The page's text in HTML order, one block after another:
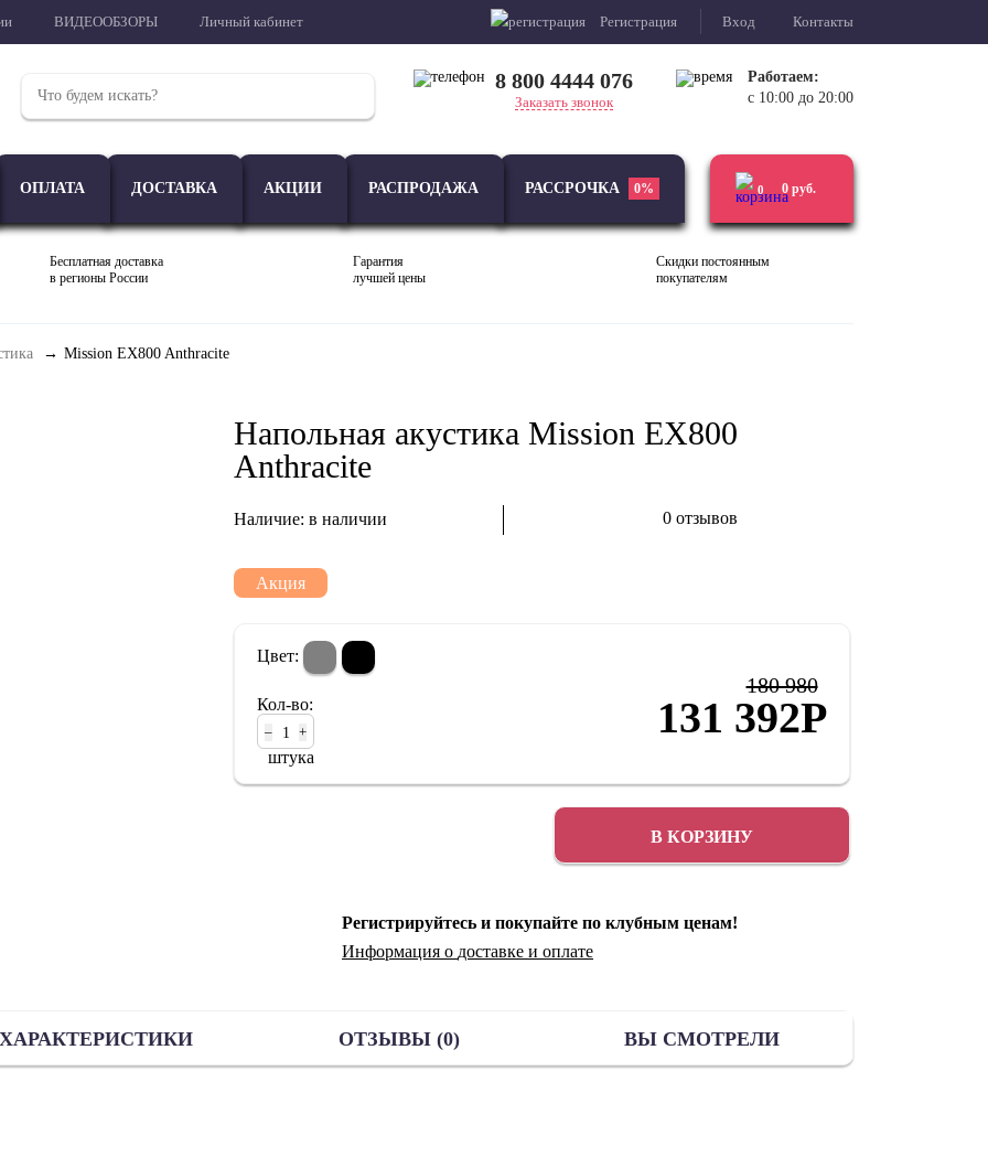
ВИДЕООБЗОРЫ Личный кабинет Регистрация Вход Контакты
8 800 4444 076
Заказать звонок
Работаем:
с 10:00 до 20:00
Наушники
ОПЛАТА ДОСТАВКА АКЦИИ РАСПРОДАЖА РАССРОЧКА 0% 0 0 руб.
Бесплатная доставка
в регионы России
Гарантия
лучшей цены
Скидки постоянным
покупателям
Mission EX800 Anthracite
Напольная акустика Mission EX800
Anthracite
Наличие: в наличии 0 отзывов
Акция
Цвет:
Кол-во:
– +
штука
180 980
131 392Р
В КОРЗИНУ
Регистрируйтесь и покупайте по клубным ценам!
Информация о доставке и оплате
ХАРАКТЕРИСТИКИ ОТЗЫВЫ (0) ВЫ СМОТРЕЛИ